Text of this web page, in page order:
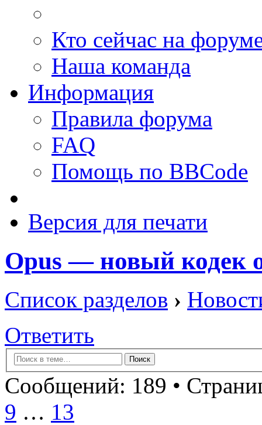
Кто сейчас на
Наша команда
Информация
Правила форума
FAQ
Помощь по BBCode
Версия для печати
Opus — новый кодек
Список разделов ›
Ответить
Сообщений: 189 •
9 … 13